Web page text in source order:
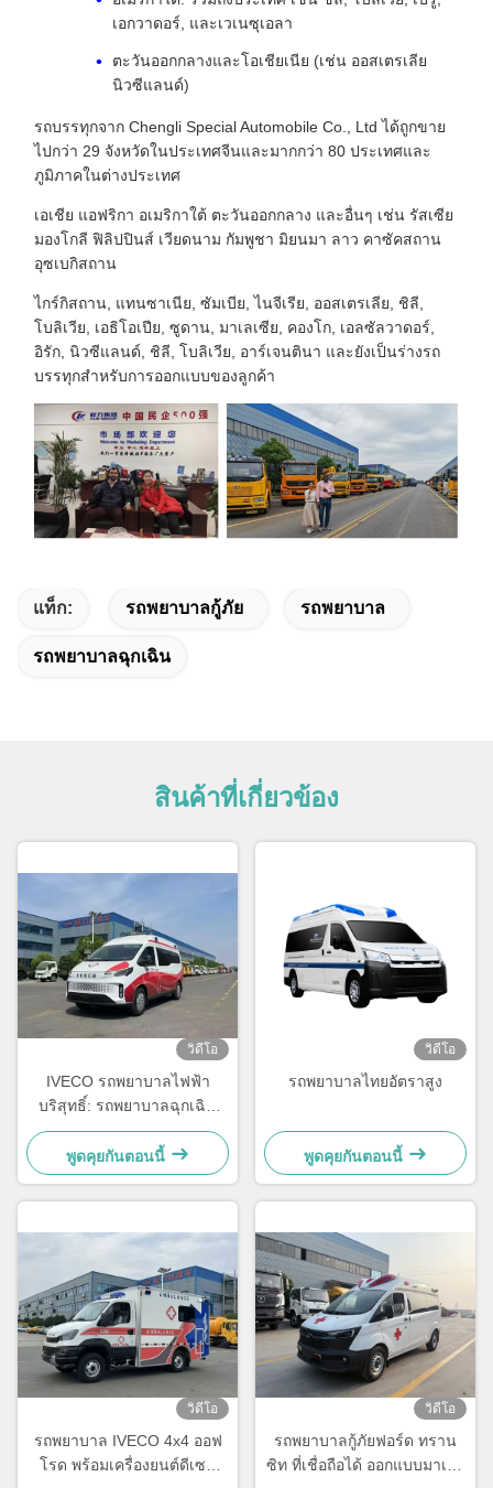
เอกวาดอร์, และเวเนซุเอลา
ตะวันออกกลางและโอเชียเนีย (เช่น ออสเตรเลีย
นิวซีแลนด์)
รถบรรทุกจาก Chengli Special Automobile Co., Ltd ได้ถูกขาย
ไปกว่า 29 จังหวัดในประเทศจีนและมากกว่า 80 ประเทศและ
ภูมิภาคในต่างประเทศ
เอเชีย แอฟริกา อเมริกาใต้ ตะวันออกกลาง และอื่นๆ เช่น รัสเซีย
มองโกลี ฟิลิปปินส์ เวียดนาม กัมพูชา มิยนมา ลาว คาซัคสถาน
อุซเบกิสถาน
ไกร์กิสถาน, แทนซาเนีย, ซัมเบีย, ไนจีเรีย, ออสเตรเลีย, ชิลี,
โบลิเวีย, เอธิโอเปีย, ซูดาน, มาเลเซีย, คองโก, เอลซัลวาดอร์,
อิรัก, นิวซีแลนด์, ชิลี, โบลิเวีย, อาร์เจนตินา และยังเป็นร่างรถ
บรรทุกสําหรับการออกแบบของลูกค้า
แท็ก: รถพยาบาลกู้ภัย รถพยาบาล
รถพยาบาลฉุกเฉิน
สินค้าที่เกี่ยวข้อง
วิดีโอ
IVECO รถพยาบาลไฟฟ้า
บริสุทธิ์: รถพยาบาลฉุกเฉิน
ระดับพรีเมียม
พูดคุยกันตอนนี้
วิดีโอ
รถพยาบาลไทยอัตราสูง
พูดคุยกันตอนนี้
วิดีโอ
รถพยาบาล IVECO 4x4 ออฟ
โรด พร้อมเครื่องยนต์ดีเซล
วิดีโอ
รถพยาบาลกู้ภัยฟอร์ด ทราน
ซิท ที่เชื่อถือได้ ออกแบบมาเพื่อ